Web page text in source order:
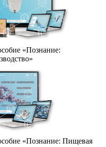
«Познание:
«Познание: Пищевая